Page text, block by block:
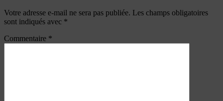
Votre adresse e-mail ne sera pas publiée. Les champs obligatoires
sont indiqués avec *
Commentaire *